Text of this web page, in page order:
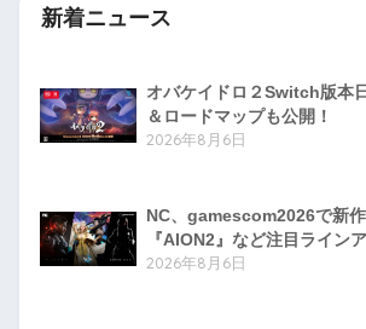
新着ニュース
オバケイドロ２Switch版本
＆ロードマップも公開！
2026年8月6日
NC、gamescom2026で新作
『AION2』など注目ライン
2026年8月6日